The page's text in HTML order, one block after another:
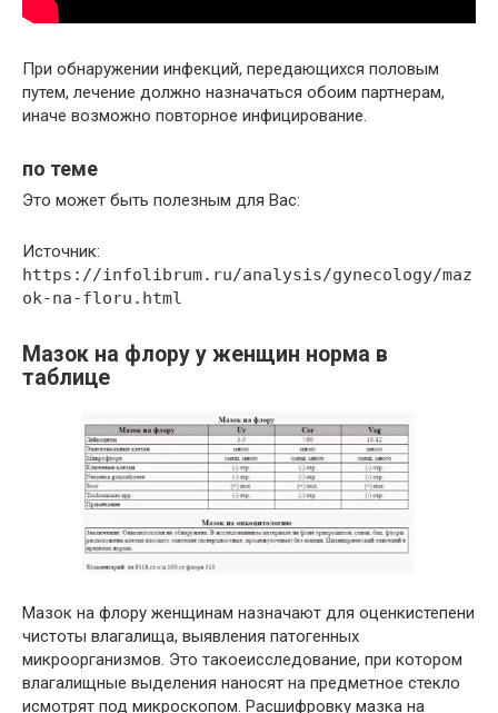
При обнаружении инфекций, передающихся половым
путем, лечение должно назначаться обоим партнерам,
иначе возможно повторное инфицирование.
по теме
Это может быть полезным для Вас:
Источник:
https://infolibrum.ru/analysis/gynecology/maz
ok-na-floru.html
Мазок на флору у женщин норма в
таблице
Мазок на флору женщинам назначают для оценкистепени
чистоты влагалища, выявления патогенных
микроорганизмов. Это такоеисследование, при котором
влагалищные выделения наносят на предметное стекло
исмотрят под микроскопом. Расшифровку мазка на